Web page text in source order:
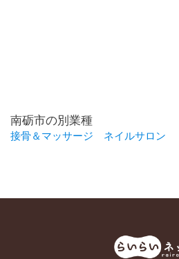
南砺市の別業種
接骨＆マッサージ ネイルサロン